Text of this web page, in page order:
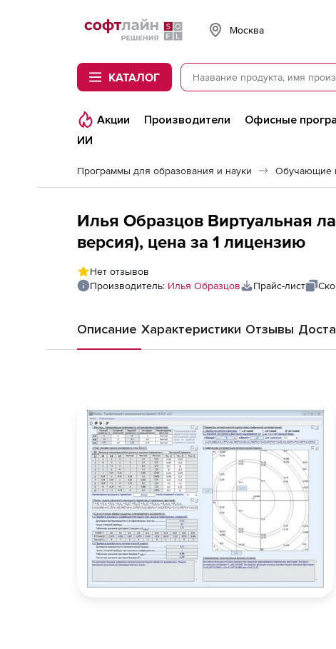
Softline
Москва
КАТАЛОГ
Акции Производители Офисные
ИИ
Программы для образования и науки Обучающие
Илья Образцов Виртуальная
версия), цена за 1 лицензию
Нет отзывов
Производитель: Илья Образцов Прайс-лист
Описание Характеристики Отзывы